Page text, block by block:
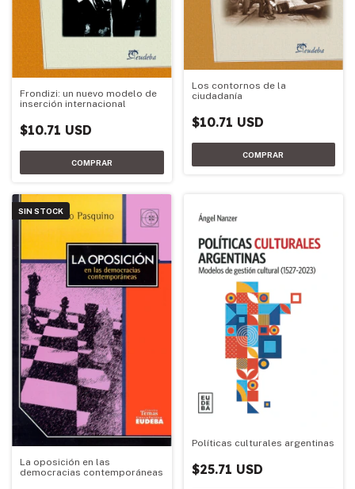
Frondizi: un nuevo modelo de
inserción internacional
$10.71 USD
Los contornos de la
ciudadanía
$10.71 USD
SIN STOCK
La oposición en las
democracias contemporáneas
Políticas culturales argentinas
$25.71 USD